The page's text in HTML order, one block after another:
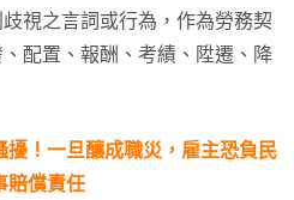
視之言詞或行為，作為勞務契
配置、報酬、考績、陞遷、降
擾！一旦釀成職災，雇主恐負民
賠償責任